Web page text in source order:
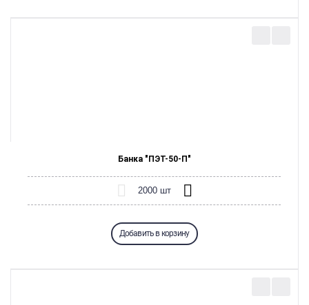
Банка "ПЭТ-50-П"
Добавить в корзину